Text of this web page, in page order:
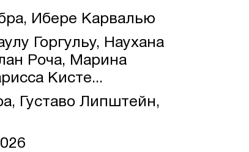
Ибере Карвалью
Горгульу, Наухана
Роча, Марина
Кисте...
Густаво Липштейн,